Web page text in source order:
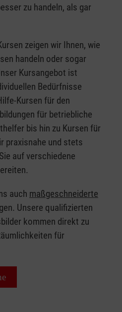
zu handeln, als gar
zeigen wir Ihnen, wie
handeln oder sogar
Kursangebot ist
Bedürfnisse
Kursen für den
für betriebliche
bis hin zu Kursen für
praxisnahe und stets
auf verschiedene
auch maßgeschneiderte
Unsere qualifizierten
kommen direkt zu
für